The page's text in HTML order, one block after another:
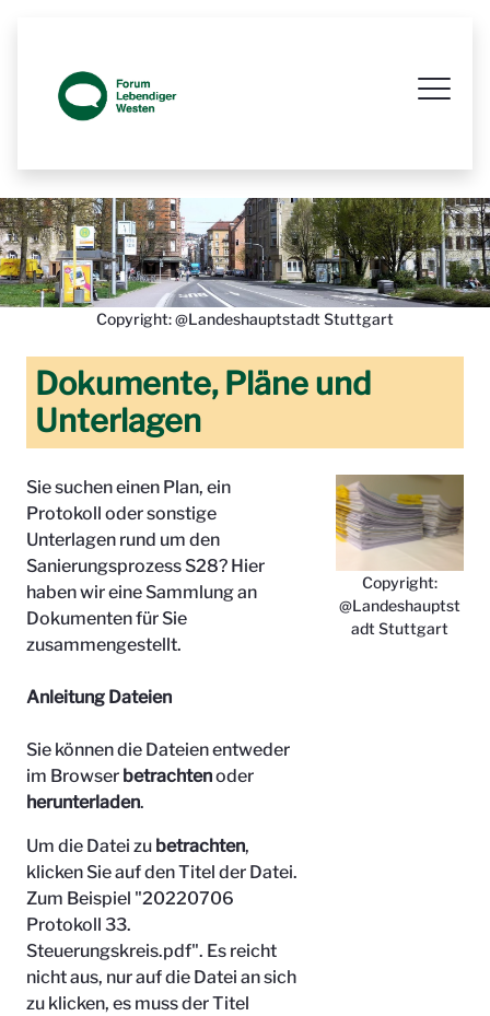
Copyright: @Landeshauptstadt Stuttgart
Dokumente, Pläne und
Unterlagen
Sie suchen einen Plan, ein
Protokoll oder sonstige
Unterlagen rund um den
Sanierungsprozess S28? Hier
haben wir eine Sammlung an
Dokumenten für Sie
zusammengestellt.
Anleitung Dateien
Sie können die Dateien entweder
im Browser betrachtenoder
herunterladen.
Um die Datei zu betrachten,
klicken Sie auf den Titel der Datei.
Zum Beispiel "20220706
Protokoll 33.
Steuerungskreis.pdf". Es reicht
nicht aus, nur auf die Datei an sich
zu klicken, es muss der Titel
Copyright:
@Landeshauptst
adt Stuttgart